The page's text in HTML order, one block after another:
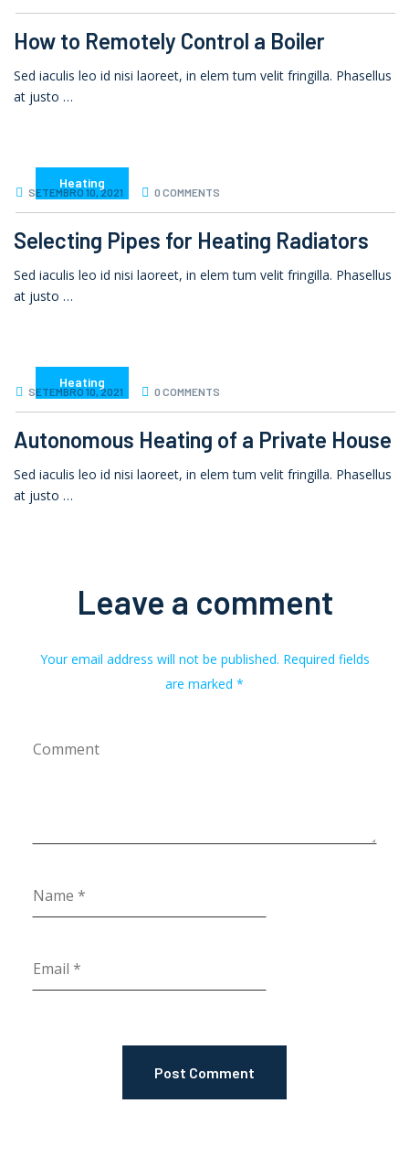
How to Remotely Control a Boiler
Sed iaculis leo id nisi laoreet, in elem tum velit fringilla. Phasellus
at justo …
Heating
SETEMBRO 10, 2021 0 COMMENTS
Selecting Pipes for Heating Radiators
Sed iaculis leo id nisi laoreet, in elem tum velit fringilla. Phasellus
at justo …
Heating
SETEMBRO 10, 2021 0 COMMENTS
Autonomous Heating of a Private House
Sed iaculis leo id nisi laoreet, in elem tum velit fringilla. Phasellus
at justo …
Leave a comment
Your email address will not be published. Required fields
are marked *